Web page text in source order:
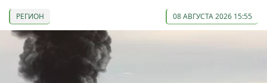
РЕГИОН 08 АВГУСТА 2026 15:55